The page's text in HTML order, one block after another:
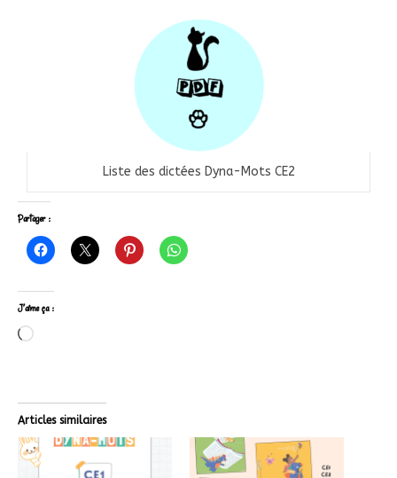
Liste des dictées Dyna-Mots CE2
Partager :
J’aime ça :
Articles similaires